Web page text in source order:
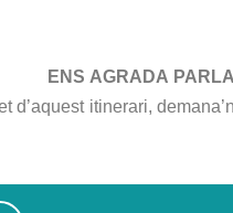
ENS AGRADA
d’aquest itinerari,